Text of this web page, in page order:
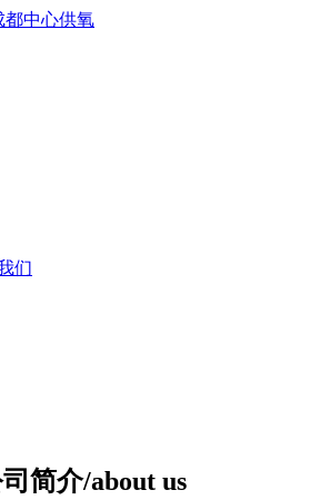
们
简介/about us